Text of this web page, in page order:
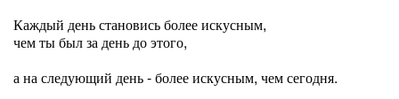
Каждый день становись более искусным,
чем ты был за день до этого,
а на следующий день - более искусным, чем сегодня.